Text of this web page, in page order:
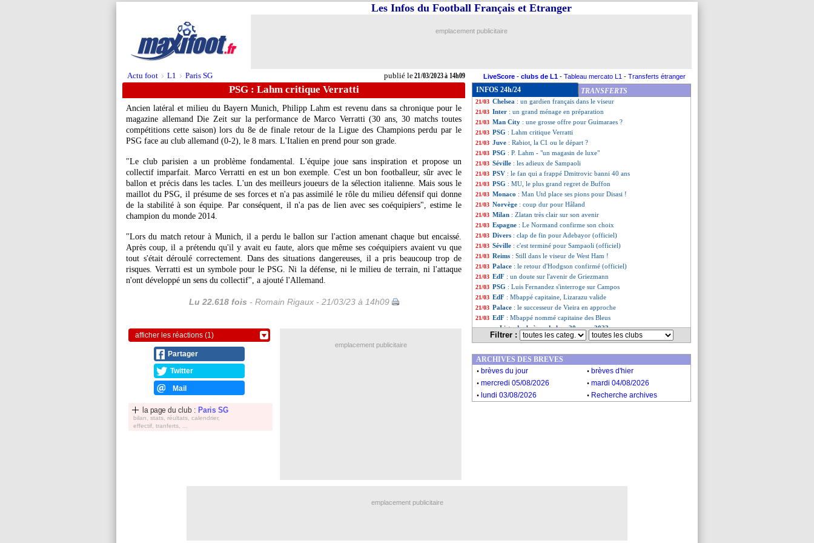
Actu foot > L1 > Paris SG publié le21/03/2023 à 14h09
Les Infos du Football Français et Etranger
emplacement publicitaire
LiveScore - clubs de L1 - Tableau mercato L1 - Transferts étranger
PSG : Lahm critique Verratti
Ancien latéral et milieu du Bayern Munich, Philipp Lahm est revenu dans sa chronique pour le
magazine allemand Die Zeit sur la performance de Marco Verratti (30 ans, 30 matchs toutes
compétitions cette saison) lors du 8e de finale retour de la Ligue des Champions perdu par le
PSG face au club allemand (0-2), le 8 mars. L'Italien en prend pour son grade.
"Le club parisien a un problème fondamental. L'équipe joue sans inspiration et propose un
collectif imparfait. Marco Verratti en est un bon exemple. C'est un bon footballeur, sûr avec le
ballon et précis dans les tacles. L'un des meilleurs joueurs de la sélection italienne. Mais sous le
maillot du PSG, il présume de ses forces et n'a pas assimilé le rôle du milieu défensif qui donne
de la stabilité à son équipe. Par conséquent, il n'a pas de lien avec ses coéquipiers", estime le
champion du monde 2014.
"Lors du match retour à Munich, il a perdu le ballon sur l'action amenant chaque but encaissé.
Après coup, il a prétendu qu'il y avait eu faute, alors que même ses coéquipiers avaient vu que
tout s'était déroulé correctement. Dans des situations dangereuses, il a pris beaucoup trop de
risques. Verratti est un symbole pour le PSG. Ni la défense, ni le milieu de terrain, ni l'attaque
n'ont développé un sens du collectif", a ajouté l'Allemand.
Lu 22.618 fois - Romain Rigaux - 21/03/23 à 14h09
afficher les réactions (1)
Partager
Twitter
Mail
la page du club : Paris SG
bilan, stats, réultats, calendrier,
effectif, tranferts, ...
INFOS 24h/24 TRANSFERTS
21/03 PSG: l'émir pousse pour prolonger Messi
21/03 Arsenal
21/03 OM: Rothen tacle Sanchez
21/03 EdF: Mbappé capitaine, Deschamps confirme
21/03 Chelsea : un gardien français dans le viseur
21/03 Inter : un grand ménage en préparation
21/03 Man City : une grosse offre pour Guimaraes ?
21/03 PSG : Lahm critique Verratti
21/03 Juve : Rabiot, la C1 ou le départ ?
21/03 PSG : P. Lahm - "un magasin de luxe"
21/03 Séville : les adieux de Sampaoli
21/03 PSV : le fan qui a frappé Dmitrovic banni 40 ans
21/03 PSG : MU, le plus grand regret de Buffon
21/03 Monaco : Man Utd place ses pions pour Disasi !
21/03 Norvège : coup dur pour Håland
21/03 Milan : Zlatan très clair sur son avenir
21/03 Espagne : Le Normand confirme son choix
21/03 Divers : clap de fin pour Adebayor (officiel)
21/03 Séville : c'est terminé pour Sampaoli (officiel)
21/03 Reims : Still dans le viseur de West Ham !
21/03 Palace : le retour d'Hodgson confirmé (officiel)
21/03 EdF : un doute sur l'avenir de Griezmann
21/03 PSG : Luis Fernandez s'interroge sur Campos
21/03 EdF : Mbappé capitaine, Lizarazu valide
21/03 Palace : le successeur de Vieira en approche
21/03 EdF : Mbappé nommé capitaine des Bleus
... Liste des brèves du lun. 20 mars 2023
Liste des brèves du dim. 19 mars 2023
Filtrer :
emplacement publicitaire
ARCHIVES DES BREVES
. brèves du jour . brèves d'hier
. mercredi 05/08/2026 . mardi 04/08/2026
. lundi 03/08/2026 . Recherche archives
emplacement publicitaire